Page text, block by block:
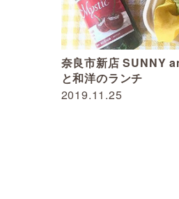
2019.11.25
奈良市新店 SUNNY
と和洋のランチ